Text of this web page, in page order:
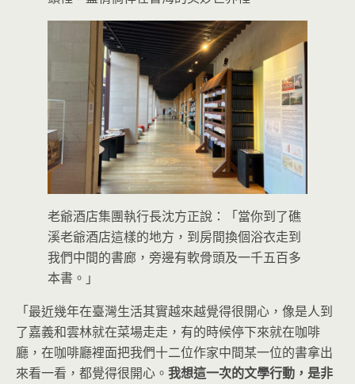
老爺酒店集團執行長沈方正說：「當你到了礁
溪老爺酒店這樣的地方，到房間換個浴衣走到
我們中間的書廊，旁邊有軟骨頭及一千五百多
本書。」
「最近幾年在臺灣生活其實越來越覺得很開心，像是人到
了嘉義和雲林就在菜場走走，有的時候停下來就在咖啡
廳，在咖啡廳裡面把我們十二位作家中間某一位的書拿出
來看一看，都覺得很開心。 我想這一次的文學行動，是非